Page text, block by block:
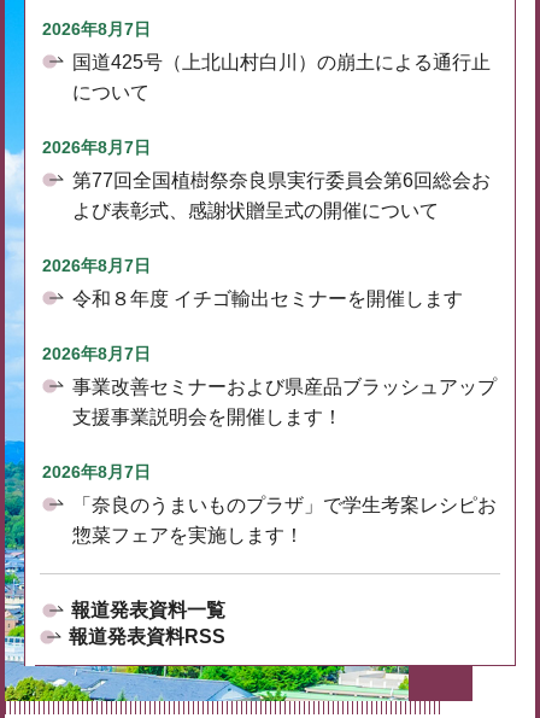
2026年8月7日
国道425号（上北山村白川）の崩土による通行止
について
2026年8月7日
第77回全国植樹祭奈良県実行委員会第6回総会お
よび表彰式、感謝状贈呈式の開催について
2026年8月7日
令和８年度 イチゴ輸出セミナーを開催します
2026年8月7日
事業改善セミナーおよび県産品ブラッシュアップ
支援事業説明会を開催します！
2026年8月7日
「奈良のうまいものプラザ」で学生考案レシピお
惣菜フェアを実施します！
報道発表資料一覧
報道発表資料RSS